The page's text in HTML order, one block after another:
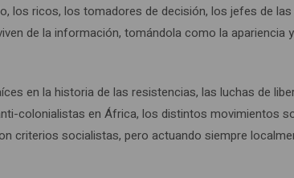
los ricos, los tomadores de decisión, los jefes de
de la información, tomándola como la apariencia
en la historia de las resistencias, las luchas de
colonialistas en África, los distintos movimientos
criterios socialistas, pero actuando siempre